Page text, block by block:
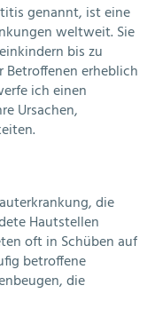
genannt, ist eine
weltweit. Sie
bis zu
Betroffenen erheblich
ich einen
Ursachen,
die
Hautstellen
oft in Schüben auf
betroffene
die